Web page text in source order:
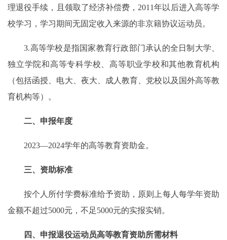
理退役手续，且领取了经济补偿费，2011年以后进入高等学
校学习，学习期间无固定收入来源的非京籍协议运动员。
3.高等学校是指国家教育行政部门承认的全日制大学、
独立学院和高等专科学校、高等职业学校和其他教育机构
（包括函授、电大、夜大、成人教育、党校以及国外高等教
育机构等）。
二、申报年度
2023—2024学年的高等教育资助金。
三、资助标准
按个人所付学费标准给予资助，原则上每人每学年资助
金额不超过5000元，不足5000元的实报实销。
四、申报退役运动员高等教育资助所需材料